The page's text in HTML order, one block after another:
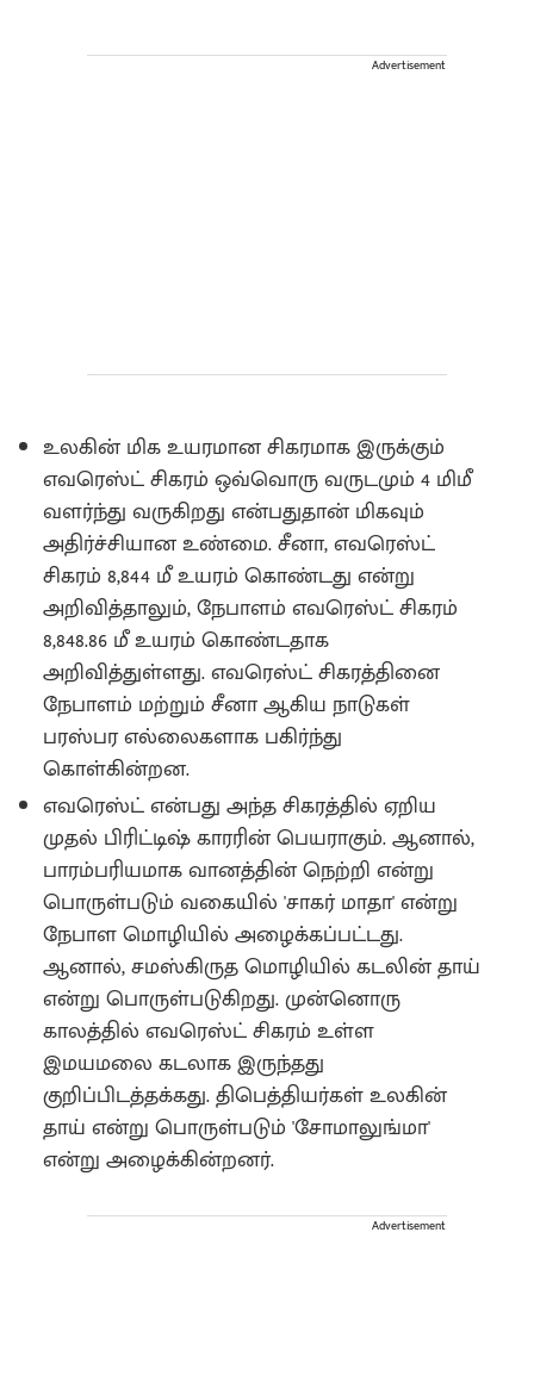
Advertisement
உலகின் மிக உயரமான சிகரமாக இருக்கும்
எவரெஸ்ட் சிகரம் ஒவ்வொரு வருடமும் 4 மிமீ
வளர்ந்து வருகிறது என்பதுதான் மிகவும்
அதிர்ச்சியான உண்மை. சீனா, எவரெஸ்ட்
சிகரம் 8,844 மீ உயரம் கொண்டது என்று
அறிவித்தாலும், நேபாளம் எவரெஸ்ட் சிகரம்
8,848.86 மீ உயரம் கொண்டதாக
அறிவித்துள்ளது. எவரெஸ்ட் சிகரத்தினை
நேபாளம் மற்றும் சீனா ஆகிய நாடுகள்
பரஸ்பர எல்லைகளாக பகிர்ந்து
கொள்கின்றன.
எவரெஸ்ட் என்பது அந்த சிகரத்தில் ஏறிய
முதல் பிரிட்டிஷ் காரரின் பெயராகும். ஆனால்,
பாரம்பரியமாக வானத்தின் நெற்றி என்று
பொருள்படும் வகையில் 'சாகர் மாதா' என்று
நேபாள மொழியில் அழைக்கப்பட்டது.
ஆனால், சமஸ்கிருத மொழியில் கடலின் தாய்
என்று பொருள்படுகிறது. முன்னொரு
காலத்தில் எவரெஸ்ட் சிகரம் உள்ள
இமயமலை கடலாக இருந்தது
குறிப்பிடத்தக்கது. திபெத்தியர்கள் உலகின்
தாய் என்று பொருள்படும் 'சோமாலுங்மா'
என்று அழைக்கின்றனர்.
Advertisement